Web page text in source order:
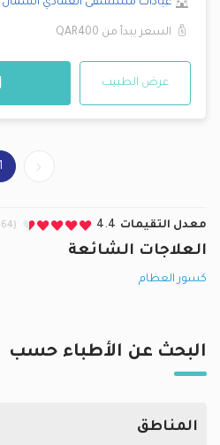
عيادات مستشفى العمادي الشمال
السعر يبدأ من QAR400
عرض الطبيب
1
معدل التقيمات 4.4 (3864 تعليقات المرضى)
العلاجات الشائعة
كسور العظام
البحث عن الأطباء حسب
المناطق